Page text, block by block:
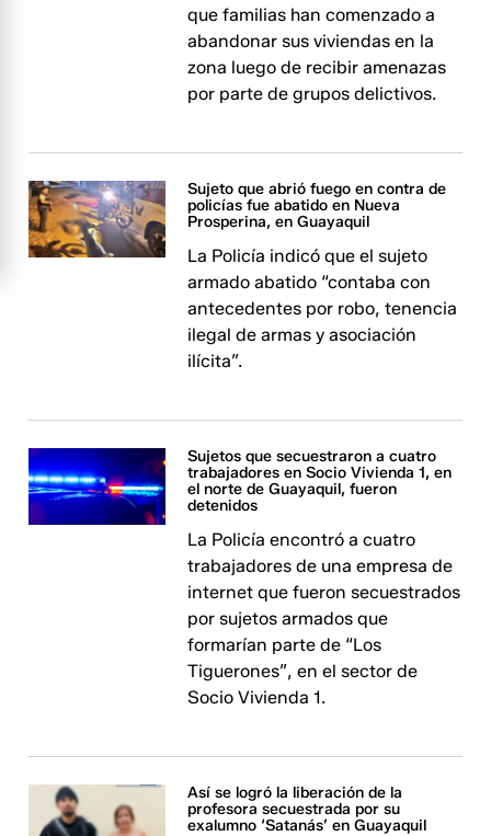
que familias han comenzado a
abandonar sus viviendas en la
zona luego de recibir amenazas
por parte de grupos delictivos.
Sujeto que abrió fuego en contra de
policías fue abatido en Nueva
Prosperina, en Guayaquil
La Policía indicó que el sujeto
armado abatido “contaba con
antecedentes por robo, tenencia
ilegal de armas y asociación
ilícita”.
Sujetos que secuestraron a cuatro
trabajadores en Socio Vivienda 1, en
el norte de Guayaquil, fueron
detenidos
La Policía encontró a cuatro
trabajadores de una empresa de
internet que fueron secuestrados
por sujetos armados que
formarían parte de “Los
Tiguerones”, en el sector de
Socio Vivienda 1.
Así se logró la liberación de la
profesora secuestrada por su
exalumno ‘Satanás’ en Guayaquil